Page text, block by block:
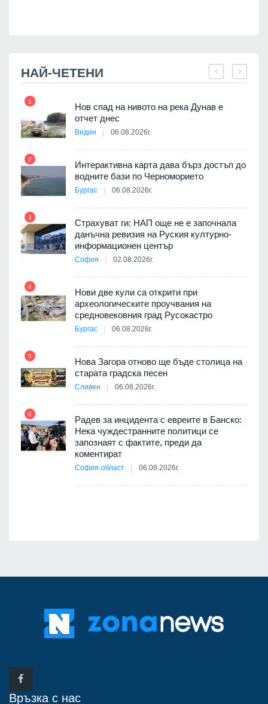
НАЙ-ЧЕТЕНИ
1
Нов спад на нивото на река Дунав е
отчет днес
Видин 06.08.2026г.
2
Интерактивна карта дава бърз достъп до
водните бази по Черноморието
Бургас 06.08.2026г.
3
Страхуват ги: НАП още не е започнала
данъчна ревизия на Руския културно-
информационен център
София 02.08.2026г.
4
Нови две кули са открити при
археологическите проучвания на
средновековния град Русокастро
Бургас 06.08.2026г.
5
Нова Загора отново ще бъде столица на
старата градска песен
Сливен 06.08.2026г.
6
Радев за инцидента с евреите в Банско:
Нека чуждестранните политици се
запознаят с фактите, преди да
коментират
София-област 06.08.2026г.
Връзка с нас